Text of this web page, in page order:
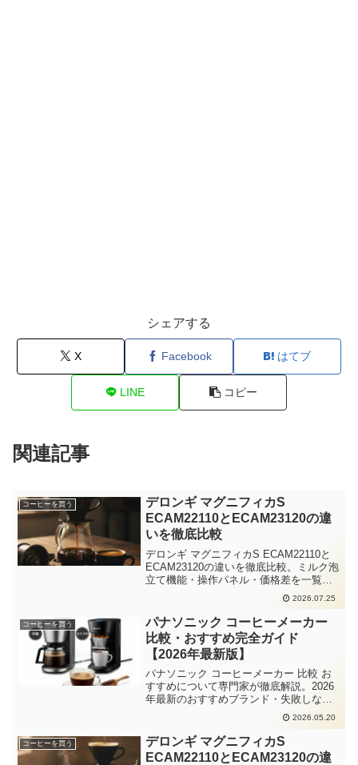
シェアする
X Facebook はてブ
LINE コピー
関連記事
コーヒーを買う
デロンギ マグニフィカS
ECAM22110とECAM23120の違
いを徹底比較
デロンギ マグニフィカS ECAM22110と
ECAM23120の違いを徹底比較。ミルク泡
立て機能・操作パネル・価格差を一覧表
で整理し、カプチーノ派かブラックコー
ヒー派かで最適な選び方を解説していま
す。
2026.07.25
コーヒーを買う
パナソニック コーヒーメーカー
比較・おすすめ完全ガイド
【2026年最新版】
パナソニック コーヒーメーカー 比較 お
すすめについて専門家が徹底解説。2026
年最新のおすすめブランド・失敗しない
選び方・Amazon楽天の人気商品をまとめ
2026.05.20
コーヒーを買う
デロンギ マグニフィカS
ECAM22110とECAM23120の違